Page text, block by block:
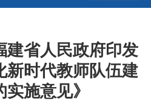
建省人民政府印发
新时代教师队伍建
施意见》